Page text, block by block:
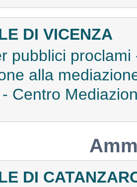
DI VICENZA
pubblici
alla
Centro
DI